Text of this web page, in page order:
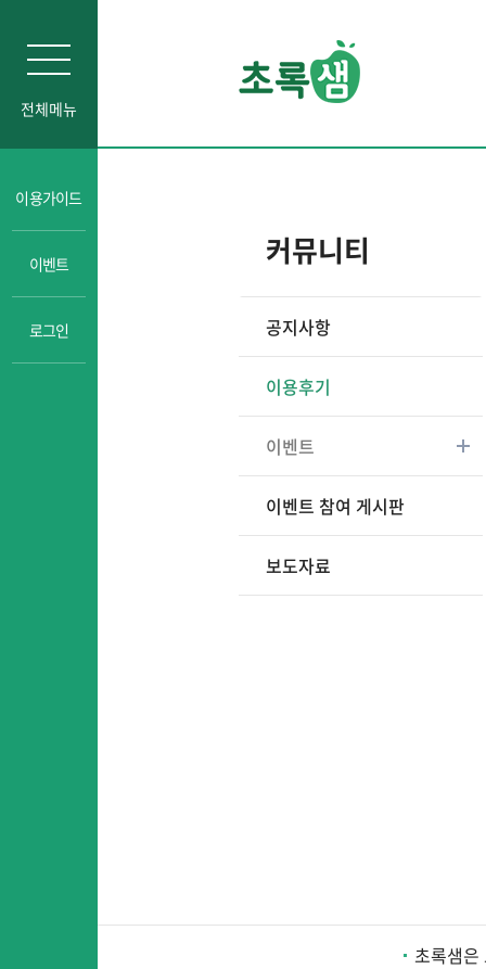
커뮤니티
공지사항
이용후기
이벤트
이벤트 참여 게시판
보도자료
전체메뉴
이용가이드
이벤트
로그인
자기주도학습
성교육
일타강사강의
초록샘은